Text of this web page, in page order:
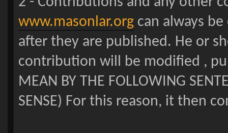
www.masonlar.orgcan always
after they are published. He or
contribution will be modified ,
MEAN BY THE FOLLOWING
SENSE) For this reason, it then